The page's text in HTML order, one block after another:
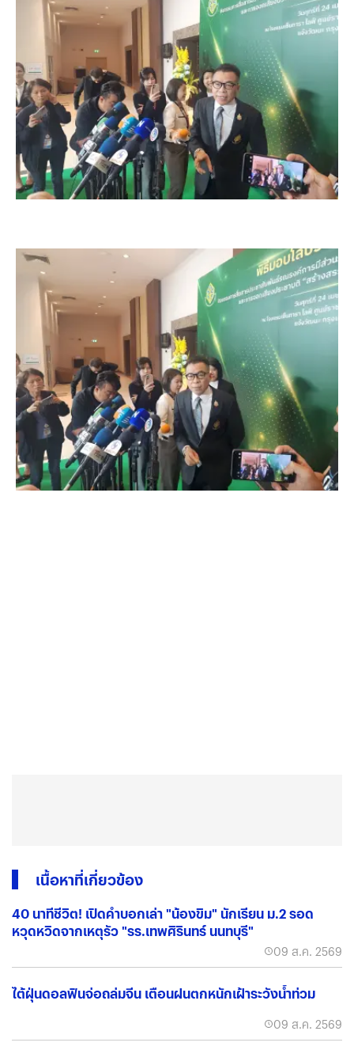
เนื้อหาที่เกี่ยวข้อง
40 นาทีชีวิต! เปิดคำบอกเล่า "น้องขิม" นักเรียน ม.2 รอด
หวุดหวิดจากเหตุรัว "รร.เทพศิรินทร์ นนทบุรี"
09 ส.ค. 2569
ไต้ฝุ่นดอลฟินจ่อถล่มจีน เตือนฝนตกหนักเฝ้าระวังน้ำท่วม
09 ส.ค. 2569